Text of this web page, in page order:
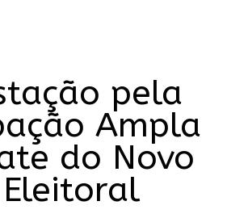
pela
Ampla
do Novo